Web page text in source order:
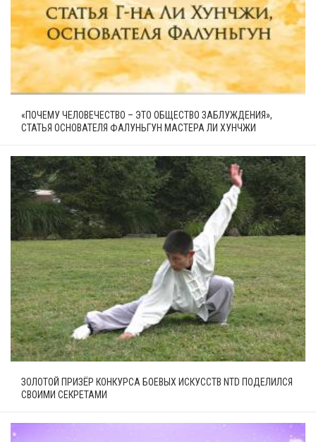
«ПОЧЕМУ ЧЕЛОВЕЧЕСТВО – ЭТО ОБЩЕСТВО ЗАБЛУЖДЕНИЯ»,
СТАТЬЯ ОСНОВАТЕЛЯ ФАЛУНЬГУН МАСТЕРА ЛИ ХУНЧЖИ
ЗОЛОТОЙ ПРИЗЁР КОНКУРСА БОЕВЫХ ИСКУССТВ NTD ПОДЕЛИЛСЯ
СВОИМИ СЕКРЕТАМИ